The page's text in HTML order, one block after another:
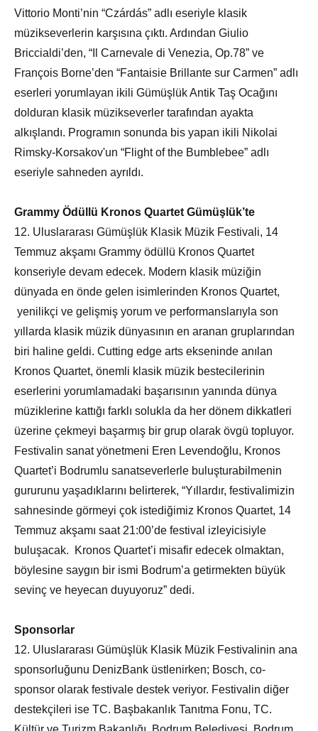
Vittorio Monti’nin “Czárdás” adlı eseriyle klasik
müzikseverlerin karşısına çıktı. Ardından Giulio
Briccialdi’den, “Il Carnevale di Venezia, Op.78” ve
François Borne’den “Fantaisie Brillante sur Carmen” adlı
eserleri yorumlayan ikili Gümüşlük Antik Taş Ocağını
dolduran klasik müzikseverler tarafından ayakta
alkışlandı. Programın sonunda bis yapan ikili Nikolai
Rimsky-Korsakov'un “Flight of the Bumblebee” adlı
eseriyle sahneden ayrıldı.
Grammy Ödüllü Kronos Quartet Gümüşlük’te
12. Uluslararası Gümüşlük Klasik Müzik Festivali, 14
Temmuz akşamı Grammy ödüllü Kronos Quartet
konseriyle devam edecek. Modern klasik müziğin
dünyada en önde gelen isimlerinden Kronos Quartet,
yenilikçi ve gelişmiş yorum ve performanslarıyla son
yıllarda klasik müzik dünyasının en aranan gruplarından
biri haline geldi. Cutting edge arts ekseninde anılan
Kronos Quartet, önemli klasik müzik bestecilerinin
eserlerini yorumlamadaki başarısının yanında dünya
müziklerine kattığı farklı solukla da her dönem dikkatleri
üzerine çekmeyi başarmış bir grup olarak övgü topluyor.
Festivalin sanat yönetmeni Eren Levendoğlu, Kronos
Quartet’i Bodrumlu sanatseverlerle buluşturabilmenin
gururunu yaşadıklarını belirterek, “Yıllardır, festivalimizin
sahnesinde görmeyi çok istediğimiz Kronos Quartet, 14
Temmuz akşamı saat 21:00’de festival izleyicisiyle
buluşacak. Kronos Quartet’i misafir edecek olmaktan,
böylesine saygın bir ismi Bodrum’a getirmekten büyük
sevinç ve heyecan duyuyoruz” dedi.
Sponsorlar
12. Uluslararası Gümüşlük Klasik Müzik Festivalinin ana
sponsorluğunu DenizBank üstlenirken; Bosch, co-
sponsor olarak festivale destek veriyor. Festivalin diğer
destekçileri ise TC. Başbakanlık Tanıtma Fonu, TC.